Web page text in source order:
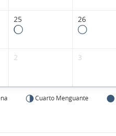
25 26
2 3
Cuarto Menguante